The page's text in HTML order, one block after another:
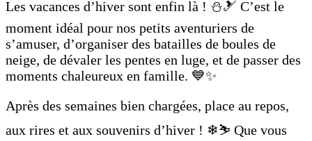
Les vacances d’hiver sont enfin là ! ⛄🎿 C’est le
moment idéal pour nos petits aventuriers de
s’amuser, d’organiser des batailles de boules de
neige, de dévaler les pentes en luge, et de passer des
moments chaleureux en famille. 💙✨
Après des semaines bien chargées, place au repos,
aux rires et aux souvenirs d’hiver ! ❄⛷ Que vous